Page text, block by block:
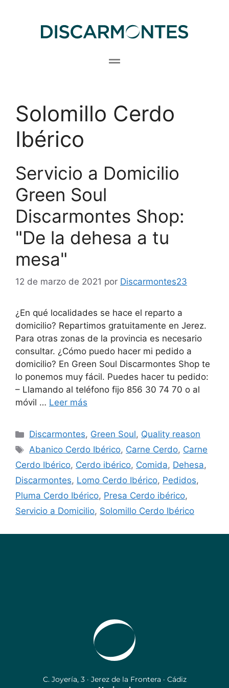
Solomillo Cerdo
Ibérico
Servicio a Domicilio
Green Soul
Discarmontes Shop:
"De la dehesa a tu
mesa"
12 de marzo de 2021 por Discarmontes23
¿En qué localidades se hace el reparto a
domicilio? Repartimos gratuitamente en Jerez.
Para otras zonas de la provincia es necesario
consultar. ¿Cómo puedo hacer mi pedido a
domicilio? En Green Soul Discarmontes Shop te
lo ponemos muy fácil. Puedes hacer tu pedido:
– Llamando al teléfono fijo 856 30 74 70 o al
móvil … Leer más
Discarmontes, Green Soul, Quality reason
Abanico Cerdo Ibérico, Carne Cerdo, Carne
Cerdo Ibérico, Cerdo ibérico, Comida, Dehesa,
Discarmontes, Lomo Cerdo Ibérico, Pedidos,
Pluma Cerdo Ibérico, Presa Cerdo ibérico,
Servicio a Domicilio, Solomillo Cerdo Ibérico
C. Joyería, 3 · Jerez de la Frontera · Cádiz